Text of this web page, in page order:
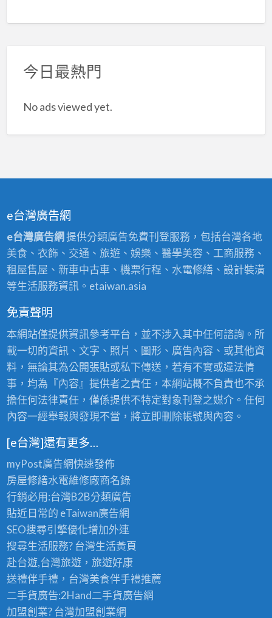
今日最熱門
No ads viewed yet.
e台灣廣告網
e台灣廣告網 提供分類廣告免費刊登服務，包括台灣各地
美食、衣飾、交通、旅遊、娛樂、醫學美容、工商服務、
租屋售屋、新車中古車、機票行程、水電修繕、設計裝潢
等生活服務資訊。etaiwan.asia
免責聲明
本網站僅提供資訊參考平台，並不涉入其中任何諮詢。所
載一切的資訊、文字、照片、圖形、廣告內容、或其他資
料，無論其為公開張貼或私下傳送，若有不實或違法情
事，均為『內容』提供者之責任，本網站概不負責也不承
擔任何法律責任，僅係提供不特定對象刊登之媒介。任何
內容一經舉報與發現不當，將立即刪除帳號與內容。
[e台灣]還有更多…
myPost廣告網快速發佈
房屋修繕水電維修廠商名錄
行銷必用:台灣B2B分類廣告
貼近日常的 eTaiwan廣告網
SEO搜尋引擎優化增加外連
搜尋生活服務? 台灣生活黃頁
赴台遊,台灣旅遊，旅遊好康
送禮伴手禮，台灣美食伴手禮推薦
二手貨廣告:2Hand二手貨廣告網
加盟創業? 台灣加盟創業網